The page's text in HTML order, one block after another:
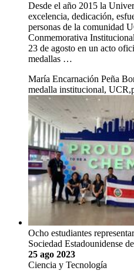
Desde el año 2015 la
excelencia, dedicación,
personas de la comunidad
Conmemorativa
23 de agosto en un acto
medallas …
María Encarnación Peña
medalla institucional,
Ocho estudiantes
Sociedad Estadounidense
25 ago 2023
Ciencia y Tecnología